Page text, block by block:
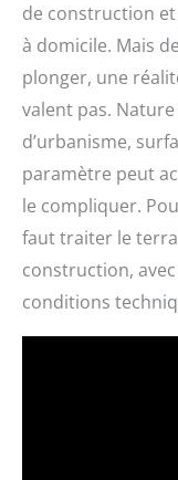
de construction et
à domicile. Mais
plonger, une
valent pas.
d’urbanisme,
paramètre peut
le compliquer.
faut traiter le
construction,
conditions